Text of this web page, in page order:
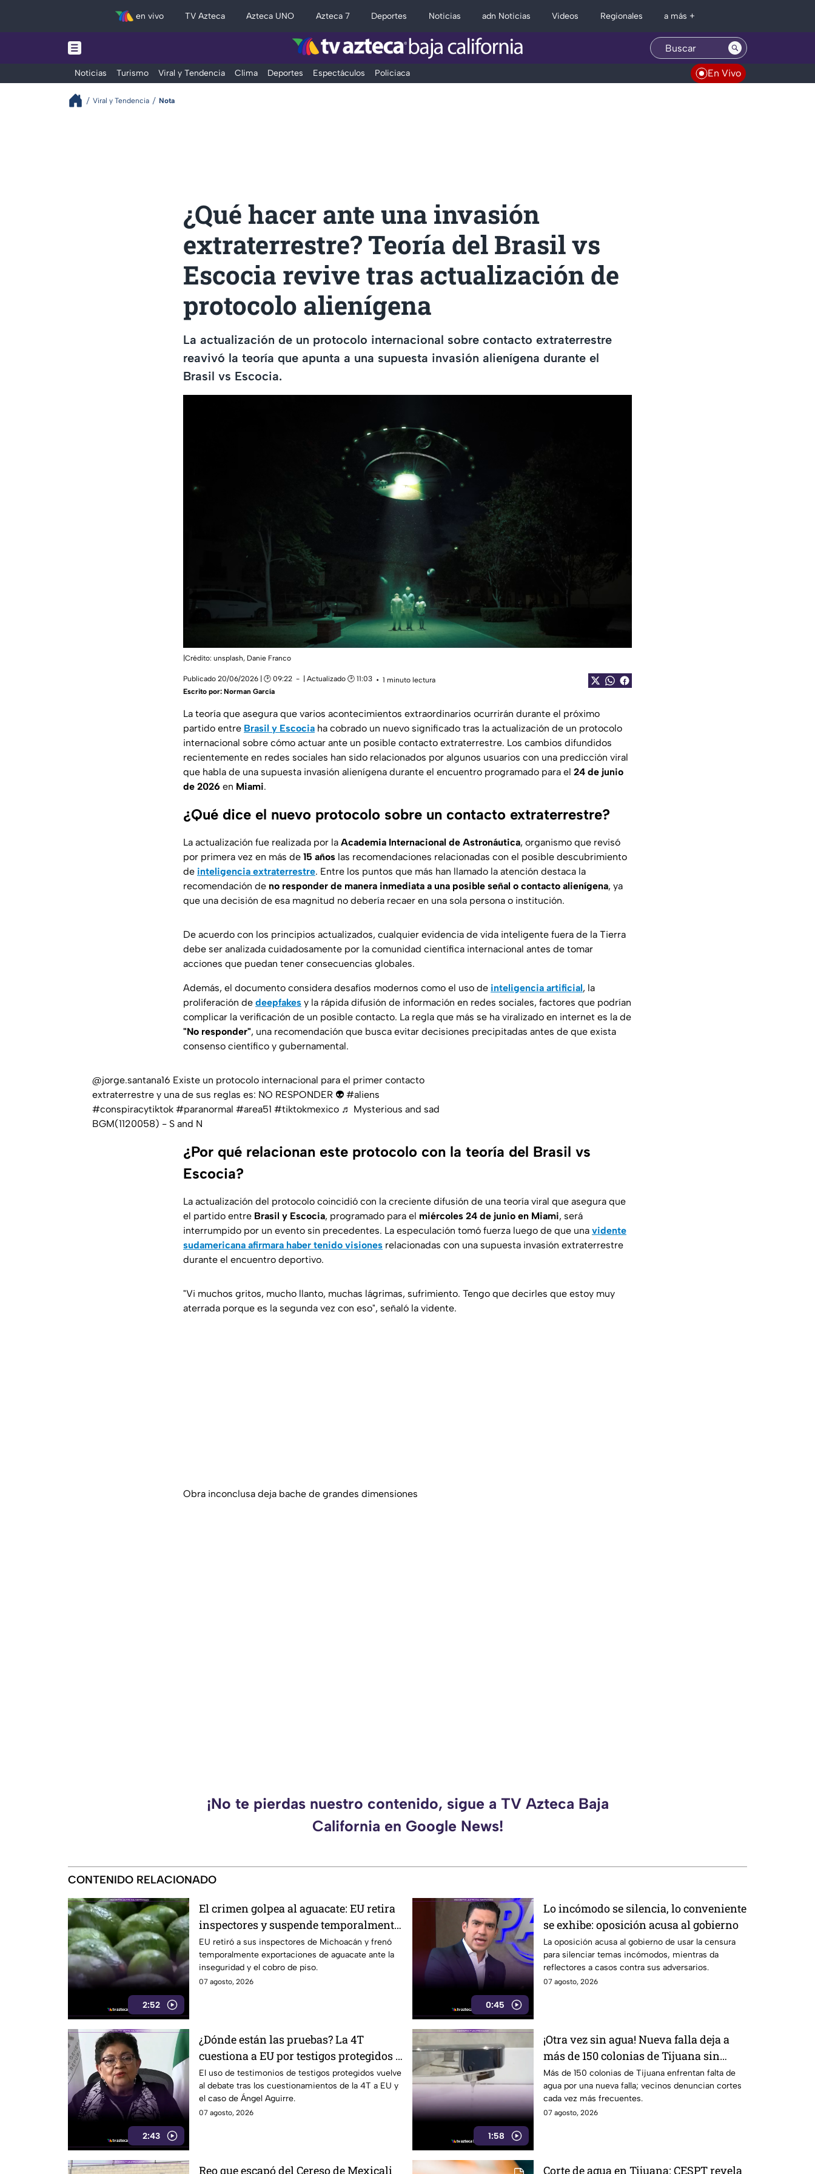
en vivo TV Azteca Azteca UNO Azteca 7 Deportes Noticias adn Noticias Videos Regionales a más +
Noticias Turismo Viral y Tendencia Clima Deportes Espectáculos Policiaca En Vivo
Viral y Tendencia Nota
¿Qué hacer ante una invasión
extraterrestre? Teoría del Brasil vs
Escocia revive tras actualización de
protocolo alienígena
La actualización de un protocolo internacional sobre contacto extraterrestre
reavivó la teoría que apunta a una supuesta invasión alienígena durante el
Brasil vs Escocia.
|Crédito: unsplash, Danie Franco
Publicado 20/06/2026 | 🕑 09:22 | Actualizado 🕑 11:03
1 minuto lectura
Escrito por: Norman García
La teoría que asegura que varios acontecimientos extraordinarios ocurrirán durante el próximo
partido entre Brasil y Escocia ha cobrado un nuevo significado tras la actualización de un protocolo
internacional sobre cómo actuar ante un posible contacto extraterrestre. Los cambios difundidos
recientemente en redes sociales han sido relacionados por algunos usuarios con una predicción viral
que habla de una supuesta invasión alienígena durante el encuentro programado para el 24 de junio
de 2026 en Miami.
¿Qué dice el nuevo protocolo sobre un contacto extraterrestre?
La actualización fue realizada por la Academia Internacional de Astronáutica, organismo que revisó
por primera vez en más de 15 años las recomendaciones relacionadas con el posible descubrimiento
de inteligencia extraterrestre. Entre los puntos que más han llamado la atención destaca la
recomendación de no responder de manera inmediata a una posible señal o contacto alienígena, ya
que una decisión de esa magnitud no debería recaer en una sola persona o institución.
De acuerdo con los principios actualizados, cualquier evidencia de vida inteligente fuera de la Tierra
debe ser analizada cuidadosamente por la comunidad científica internacional antes de tomar
acciones que puedan tener consecuencias globales.
Además, el documento considera desafíos modernos como el uso de inteligencia artificial, la
proliferación de deepfakes y la rápida difusión de información en redes sociales, factores que podrían
complicar la verificación de un posible contacto. La regla que más se ha viralizado en internet es la de
"No responder", una recomendación que busca evitar decisiones precipitadas antes de que exista
consenso científico y gubernamental.
@jorge.santana16 Existe un protocolo internacional para el primer contacto
extraterrestre y una de sus reglas es: NO RESPONDER 👽 #aliens
#conspiracytiktok #paranormal #area51 #tiktokmexico ♬ Mysterious and sad
BGM(1120058) - S and N
¿Por qué relacionan este protocolo con la teoría del Brasil vs
Escocia?
La actualización del protocolo coincidió con la creciente difusión de una teoría viral que asegura que
el partido entre Brasil y Escocia, programado para el miércoles 24 de junio en Miami, será
interrumpido por un evento sin precedentes. La especulación tomó fuerza luego de que una vidente
sudamericana afirmara haber tenido visiones relacionadas con una supuesta invasión extraterrestre
durante el encuentro deportivo.
"Vi muchos gritos, mucho llanto, muchas lágrimas, sufrimiento. Tengo que decirles que estoy muy
aterrada porque es la segunda vez con eso", señaló la vidente.
Obra inconclusa deja bache de grandes dimensiones
¡No te pierdas nuestro contenido, sigue a TV Azteca Baja
California en Google News!
CONTENIDO RELACIONADO
2:52
El crimen golpea al aguacate: EU retira
inspectores y suspende temporalmente
exportaciones
EU retiró a sus inspectores de Michoacán y frenó
temporalmente exportaciones de aguacate ante la
inseguridad y el cobro de piso.
07 agosto, 2026
0:45
Lo incómodo se silencia, lo conveniente
se exhibe: oposición acusa al gobierno
La oposición acusa al gobierno de usar la censura
para silenciar temas incómodos, mientras da
reflectores a casos contra sus adversarios.
07 agosto, 2026
2:43
¿Dónde están las pruebas? La 4T
cuestiona a EU por testigos protegidos y
el caso Ángel Aguirre revive el debate
El uso de testimonios de testigos protegidos vuelve
al debate tras los cuestionamientos de la 4T a EU y
el caso de Ángel Aguirre.
07 agosto, 2026
1:58
¡Otra vez sin agua! Nueva falla deja a
más de 150 colonias de Tijuana sin
suministro
Más de 150 colonias de Tijuana enfrentan falta de
agua por una nueva falla; vecinos denuncian cortes
cada vez más frecuentes.
07 agosto, 2026
Reo que escapó del Cereso de Mexicali Corte de agua en Tijuana: CESPT revela